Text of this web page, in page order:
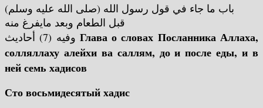
باب ما جاء في قول رسول الله (صلى الله عليه وسلم)
قبل الطعام وبعد مايفرغ منه
Глава о словах Посланника Аллаха,
солляллаху алейхи ва саллям, до и после еды, и в
ней семь хадисов
Сто восьмидесятый хадис